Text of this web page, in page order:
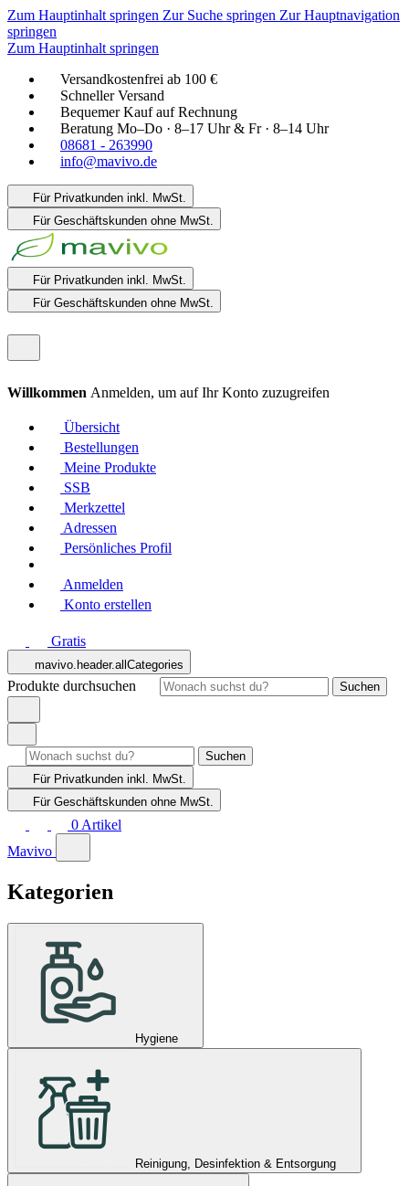
Zum Hauptinhalt springen Zur Suche springen Zur Hauptnavigation
springen
Zum Hauptinhalt springen
Versandkostenfrei ab 100 €
Schneller Versand
Bequemer Kauf auf Rechnung
Beratung Mo–Do · 8–17 Uhr & Fr · 8–14 Uhr
08681 - 263990
info@mavivo.de
Für Privatkunden inkl. MwSt.
Für Geschäftskunden ohne MwSt.
Für Privatkunden inkl. MwSt.
Für Geschäftskunden ohne MwSt.
Willkommen Anmelden, um auf Ihr Konto zuzugreifen
Übersicht
Bestellungen
Meine Produkte
SSB
Merkzettel
Adressen
Persönliches Profil
Anmelden
Konto erstellen
Gratis
mavivo.header.allCategories
Produkte durchsuchen Suchen
Suchen
Für Privatkunden inkl. MwSt.
Für Geschäftskunden ohne MwSt.
0 Artikel
Mavivo
Kategorien
Hygiene
Reinigung, Desinfektion & Entsorgung